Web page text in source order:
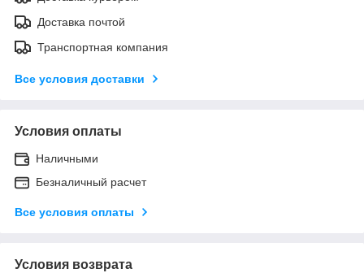
Доставка почтой
Транспортная компания
Все условия доставки
Условия оплаты
Наличными
Безналичный расчет
Все условия оплаты
Условия возврата